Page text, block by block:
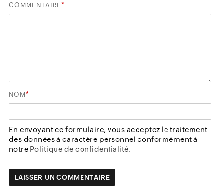
COMMENTAIRE*
NOM*
En envoyant ce formulaire, vous acceptez le traitement
des données à caractère personnel conformément à
notre Politique de confidentialité.